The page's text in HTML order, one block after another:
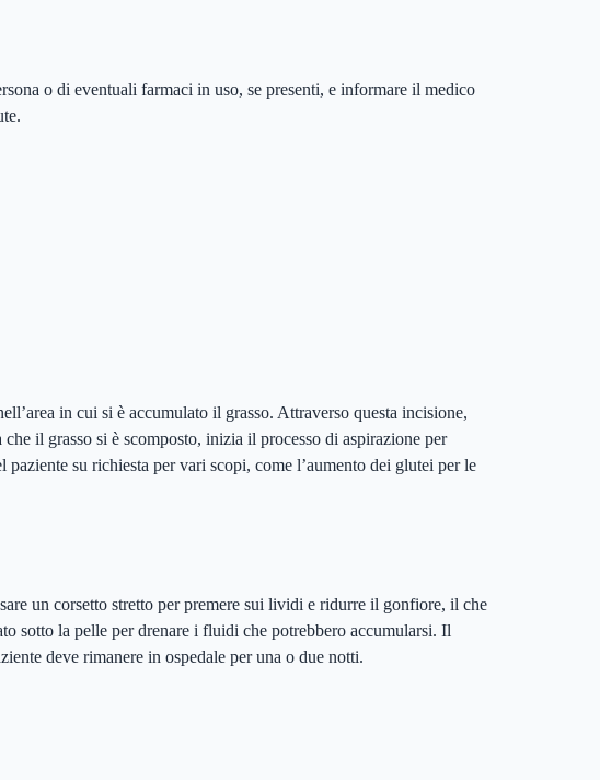
o di eventuali farmaci in uso, se presenti, e informare il medico
in cui si è accumulato il grasso. Attraverso questa incisione,
il grasso si è scomposto, inizia il processo di aspirazione per
su richiesta per vari scopi, come l’aumento dei glutei per le
un corsetto stretto per premere sui lividi e ridurre il gonfiore, il che
sotto la pelle per drenare i fluidi che potrebbero accumularsi. Il
deve rimanere in ospedale per una o due notti.